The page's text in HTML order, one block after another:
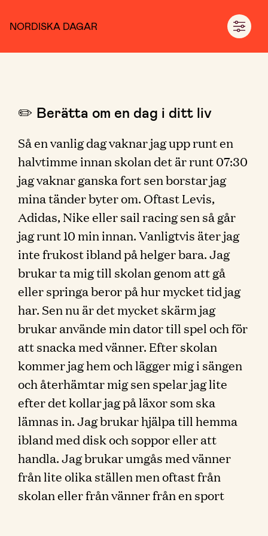
NORDISKA DAGAR
✏️ Berätta om en dag i ditt liv
Så en vanlig dag vaknar jag upp runt en
halvtimme innan skolan det är runt 07:30
jag vaknar ganska fort sen borstar jag
mina tänder byter om. Oftast Levis,
Adidas, Nike eller sail racing sen så går
jag runt 10 min innan. Vanligtvis äter jag
inte frukost ibland på helger bara. Jag
brukar ta mig till skolan genom att gå
eller springa beror på hur mycket tid jag
har. Sen nu är det mycket skärm jag
brukar använde min dator till spel och för
att snacka med vänner. Efter skolan
kommer jag hem och lägger mig i sängen
och återhämtar mig sen spelar jag lite
efter det kollar jag på läxor som ska
lämnas in. Jag brukar hjälpa till hemma
ibland med disk och soppor eller att
handla. Jag brukar umgås med vänner
från lite olika ställen men oftast från
skolan eller från vänner från en sport